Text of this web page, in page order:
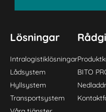
Lösningar
Intralogistiklösningar
Lådsystem
Hyllsystem
Transportsystem
BITO